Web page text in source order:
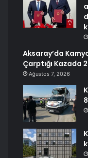
Aksaray’da
Çarptığı Kazada
Ağustos 7, 2026